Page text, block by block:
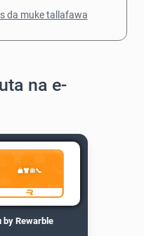
da muke tallafawa
na e-
by Rewarble